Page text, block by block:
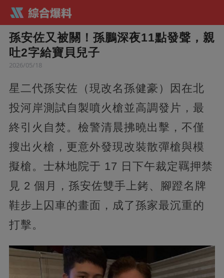
孫安佐又被關！孫鵬深夜11點發聲，親
吐2字給寶貝兒子
2026/05/18
星二代孫安佐（現改名孫健豪）因在北
投河岸測試自製噴火槍並高調發片，最
終引火自焚。檢警清晨拂曉出擊，不僅
搜出火槍，更意外發現改裝散彈槍與模
擬槍。士林地院于 17 日下午裁定羈押禁
見 2 個月，孫安佐雙手上銬、腳蹬名牌
鞋步上囚車的畫面，成了孫家最沉重的
打擊。